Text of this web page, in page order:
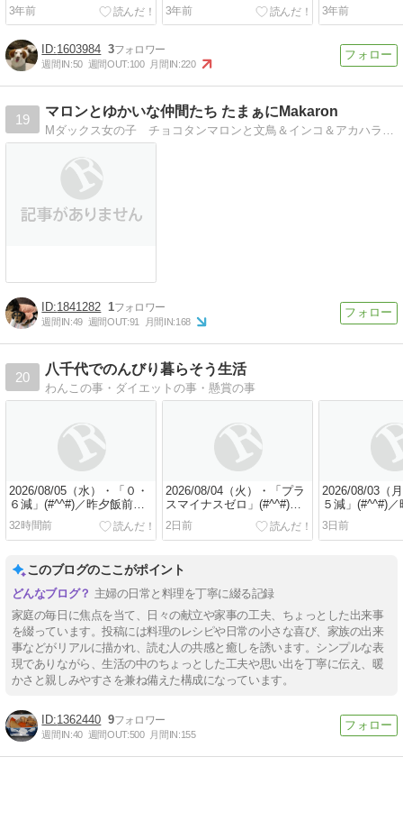
3年前 3年前 3年前
1603984 3
週間IN:50 週間OUT:100 月間IN:220
19
マロンとゆかいな仲間たち たまぁにMakaron
Mダックス女の子 チョコタンマロンと文鳥＆インコ＆アカハラのグリグラ＆メダちゃん＆金魚との楽しい生活。日常やワンコの手作りご飯をご紹介。
1841282 1
週間IN:49 週間OUT:91 月間IN:168
20
八千代でのんびり暮らそう生活
わんこの事・ダイエットの事・懸賞の事
2026/08/05（水）・「０・
６減」(#^^#)／昨夕飯前の
行動／帰宅後の夕食_(_^_)_
32時間前
2026/08/04（火）・「プラ
スマイナスゼロ」(#^^#)／
父ちゃんの悪い癖が始まる
（買い物症候群）／昨夕食
（画像無し）_(_^_)_
2日前
2026/08/03（
５減」(#^^#)
像無し）
3日前
このブログのここがポイント
主婦の日常と料理を丁寧に綴る記録
家庭の毎日に焦点を当て、日々の献立や家事の工夫、ちょっとした出来事
を綴っています。投稿には料理のレシピや日常の小さな喜び、家族の出来
事などがリアルに描かれ、読む人の共感と癒しを誘います。シンプルな表
現でありながら、生活の中のちょっとした工夫や思い出を丁寧に伝え、暖
かさと親しみやすさを兼ね備えた構成になっています。
1362440 9
週間IN:40 週間OUT:500 月間IN:155